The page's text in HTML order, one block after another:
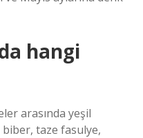
hangi
arasında yeşil
biber, taze fasulye,